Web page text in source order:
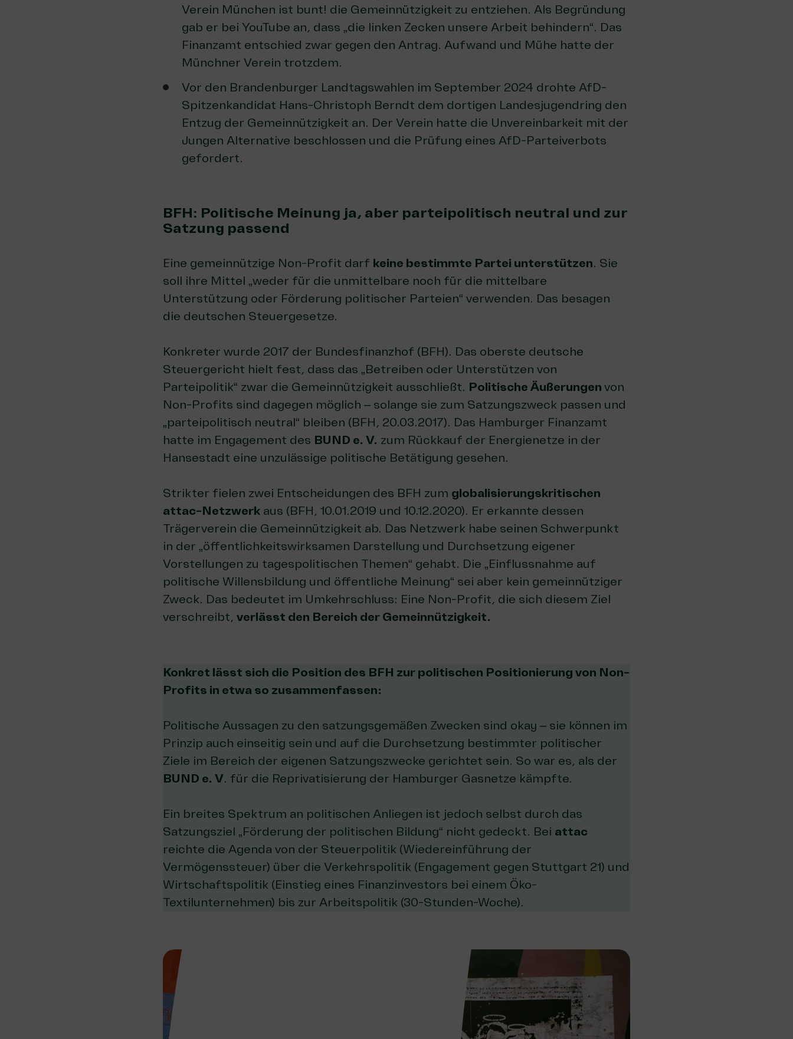
Verein München ist bunt! die Gemeinnützigkeit zu entziehen. Als Begründung
gab er bei YouTube an, dass „die linken Zecken unsere Arbeit behindern“. Das
Finanzamt entschied zwar gegen den Antrag. Aufwand und Mühe hatte der
Münchner Verein trotzdem.
Vor den Brandenburger Landtagswahlen im September 2024 drohte AfD-
Spitzenkandidat Hans-Christoph Berndt dem dortigen Landesjugendring den
Entzug der Gemeinnützigkeit an. Der Verein hatte die Unvereinbarkeit mit der
Jungen Alternative beschlossen und die Prüfung eines AfD-Parteiverbots
gefordert.
BFH: Politische Meinung ja, aber parteipolitisch neutral und zur
Satzung passend
Eine gemeinnützige Non-Profit darf keine bestimmte Partei unterstützen. Sie
soll ihre Mittel „weder für die unmittelbare noch für die mittelbare
Unterstützung oder Förderung politischer Parteien“ verwenden. Das besagen
die deutschen Steuergesetze.
Konkreter wurde 2017 der Bundesfinanzhof (BFH). Das oberste deutsche
Steuergericht hielt fest, dass das „Betreiben oder Unterstützen von
Parteipolitik“ zwar die Gemeinnützigkeit ausschließt. Politische Äußerungen von
Non-Profits sind dagegen möglich – solange sie zum Satzungszweck passen und
„parteipolitisch neutral“ bleiben (BFH, 20.03.2017). Das Hamburger Finanzamt
hatte im Engagement des BUND e. V. zum Rückkauf der Energienetze in der
Hansestadt eine unzulässige politische Betätigung gesehen.
Strikter fielen zwei Entscheidungen des BFH zum globalisierungskritischen
attac-Netzwerk aus (BFH, 10.01.2019 und 10.12.2020). Er erkannte dessen
Trägerverein die Gemeinnützigkeit ab. Das Netzwerk habe seinen Schwerpunkt
in der „öffentlichkeitswirksamen Darstellung und Durchsetzung eigener
Vorstellungen zu tagespolitischen Themen“ gehabt. Die „Einflussnahme auf
politische Willensbildung und öffentliche Meinung“ sei aber kein gemeinnütziger
Zweck. Das bedeutet im Umkehrschluss: Eine Non-Profit, die sich diesem Ziel
verschreibt, verlässt den Bereich der Gemeinnützigkeit.
Konkret lässt sich die Position des BFH zur politischen Positionierung von Non-
Profits in etwa so zusammenfassen:
Politische Aussagen zu den satzungsgemäßen Zwecken sind okay – sie können im
Prinzip auch einseitig sein und auf die Durchsetzung bestimmter politischer
Ziele im Bereich der eigenen Satzungszwecke gerichtet sein. So war es, als der
BUND e. V. für die Reprivatisierung der Hamburger Gasnetze kämpfte.
Ein breites Spektrum an politischen Anliegen ist jedoch selbst durch das
Satzungsziel „Förderung der politischen Bildung“ nicht gedeckt. Bei attac
reichte die Agenda von der Steuerpolitik (Wiedereinführung der
Vermögenssteuer) über die Verkehrspolitik (Engagement gegen Stuttgart 21) und
Wirtschaftspolitik (Einstieg eines Finanzinvestors bei einem Öko-
Textilunternehmen) bis zur Arbeitspolitik (30-Stunden-Woche).